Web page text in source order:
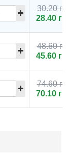
30.20
28.40
48.60
45.60
74.60
70.10